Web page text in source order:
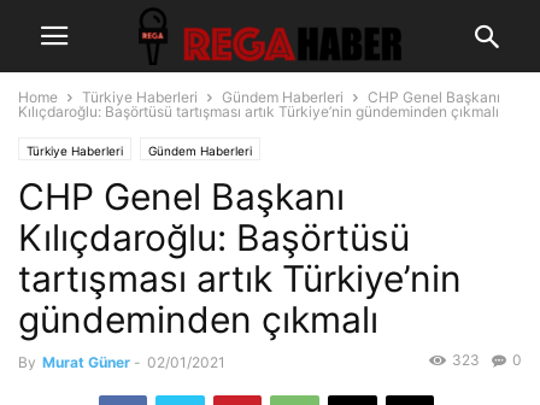
Home Türkiye Haberleri Gündem Haberleri
CHP Genel Başkanı
Kılıçdaroğlu: Başörtüsü tartışması artık Türkiye’nin gündeminden çıkmalı
Türkiye Haberleri Gündem Haberleri
CHP Genel Başkanı
Kılıçdaroğlu: Başörtüsü
tartışması artık Türkiye’nin
gündeminden çıkmalı
By Murat Güner - 02/01/2021 0
323